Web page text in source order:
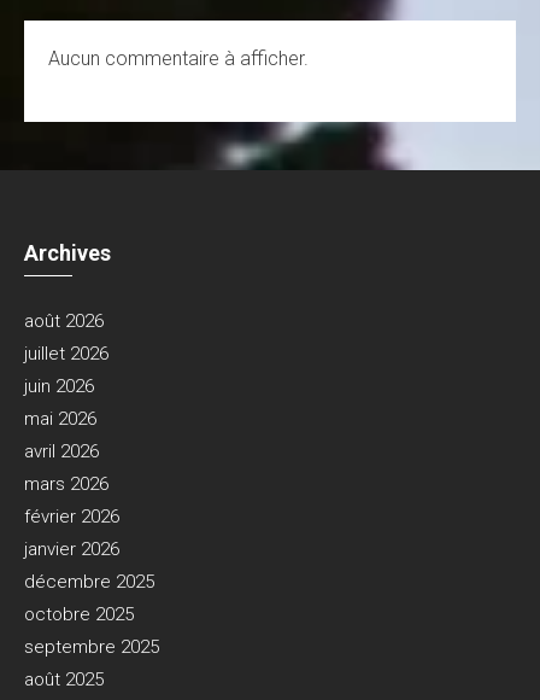
Aucun commentaire à afficher.
Archives
août 2026
juillet 2026
juin 2026
mai 2026
avril 2026
mars 2026
février 2026
janvier 2026
décembre 2025
octobre 2025
septembre 2025
août 2025